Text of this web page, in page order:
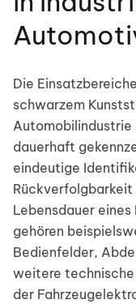
Die
schwarzem
Automobilindustrie
dauerhaft
eindeutige
Lebensdauer eines
gehören
Bedienfelder,
weitere technische
der